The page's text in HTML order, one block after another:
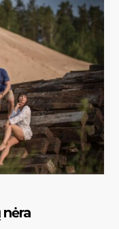
nėra